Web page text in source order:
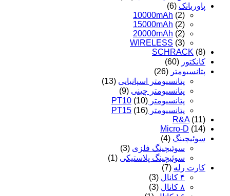
پاوربانک (6)
10000mAh (2)
15000mAh (2)
20000mAh (2)
WIRELESS (3)
SCHRACK (8)
کانکتور (60)
پتانسیومتر (26)
پتانسیومتر اسپانیایی (13)
پتانسیومتر چینی (9)
پتانسیومتر PT10 (10)
پتانسیومتر PT15 (16)
R&A (11)
Micro-D (14)
سوئیچینگ (4)
سوئیچینگ فلزی (3)
سوئیچینگ پلاستیکی (1)
کارت رله (7)
۴ کانال
(3)
۸ کانال
(3)